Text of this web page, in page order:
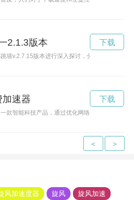
2.1.3版本
墙v.2.7.15版本进行深入探讨，分析其在美食文
下载
速器
款智能科技产品，通过优化网络连接提高网速，
下载
< >
风加速度器 旋风 旋风加速